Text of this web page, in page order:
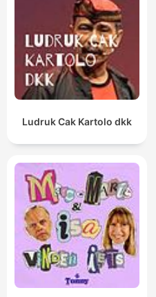
Ludruk Cak Kartolo dkk